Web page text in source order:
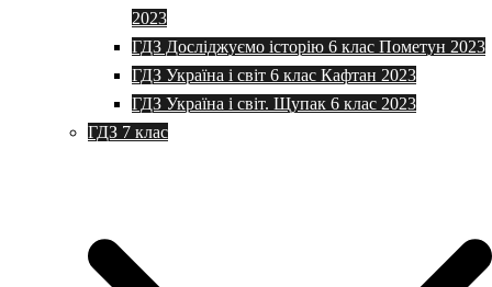
2023
ГДЗ Досліджуємо історію 6 клас Пометун 2023
ГДЗ Україна і світ 6 клас Кафтан 2023
ГДЗ Україна і світ. Щупак 6 клас 2023
ГДЗ 7 клас